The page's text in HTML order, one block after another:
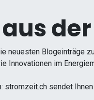
neuesten Blogeinträge
Innovationen im
stromzeit.ch sendet